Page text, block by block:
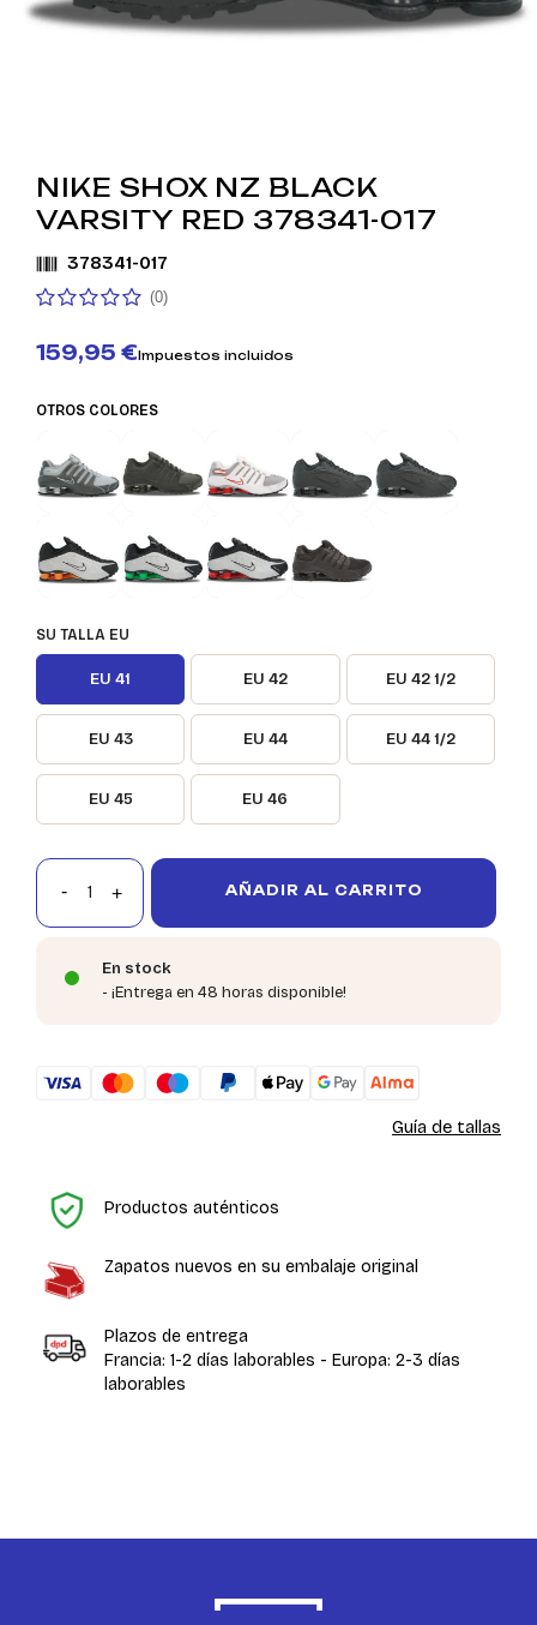
NIKE SHOX NZ BLACK
VARSITY RED 378341-017
378341-017
(0)
159,95 €Impuestos incluidos
OTROS COLORES
SU TALLA EU
EU 41 EU 42 EU 42 1/2
EU 43 EU 44 EU 44 1/2
EU 45 EU 46
AÑADIR AL CARRITO
En stock
- ¡Entrega en 48 horas disponible!
Guía de tallas
Productos auténticos
Zapatos nuevos en su embalaje original
Plazos de entrega
Francia: 1-2 días laborables - Europa: 2-3 días
laborables